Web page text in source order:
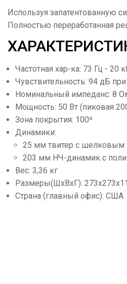
Используя запатентованную
Полностью переработанная
Частотная хар-ка: 73 Гц - 20
Чувствительность: 94 дБ
Номинальный импеданс: 8
Мощность: 50 Вт (пиковая
Зона покрытия: 100º
Динамики:
25 мм твитер с шелковым
203 мм НЧ-динамик с
Вес: 3,36 кг
Размеры(ШхВхГ):
Страна (главный офис): США